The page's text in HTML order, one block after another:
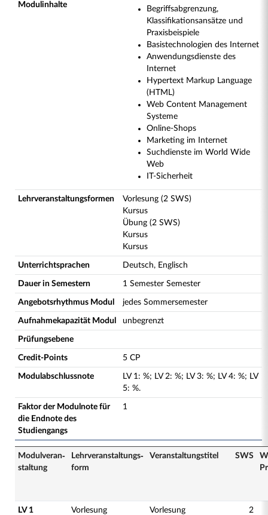
Modulinhalte
Begriffsabgrenzung,
Klassifikationsansätze und
Praxisbeispiele
Basistechnologien des Internet
Anwendungsdienste des
Internet
Hypertext Markup Language
(HTML)
Web Content Management
Systeme
Online-Shops
Marketing im Internet
Suchdienste im World Wide
Web
IT-Sicherheit
Lehrveranstaltungsformen
Vorlesung (2 SWS)
Kursus
Übung (2 SWS)
Kursus
Kursus
Unterrichtsprachen Deutsch, Englisch
Dauer in Semestern 1 Semester Semester
Angebotsrhythmus Modul jedes Sommersemester
Aufnahmekapazität Modul unbegrenzt
Prüfungsebene
Credit-Points 5 CP
Modulabschlussnote LV 1: %; LV 2: %; LV 3: %; LV 4: %; LV
5: %.
Faktor der Modulnote für
die Endnote des
Studiengangs
1
Modulveran­
staltung
Lehrveranstaltungs­
form
Veranstaltungs­titel SWS
LV 1 Vorlesung Vorlesung 2